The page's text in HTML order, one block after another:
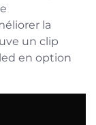
la
un clip
en option